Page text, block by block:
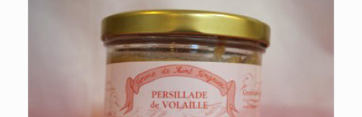
à
8,00 €